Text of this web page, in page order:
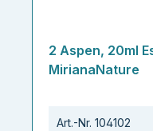
2 Aspen, 20ml
MirianaNature
Art.-Nr. 104102